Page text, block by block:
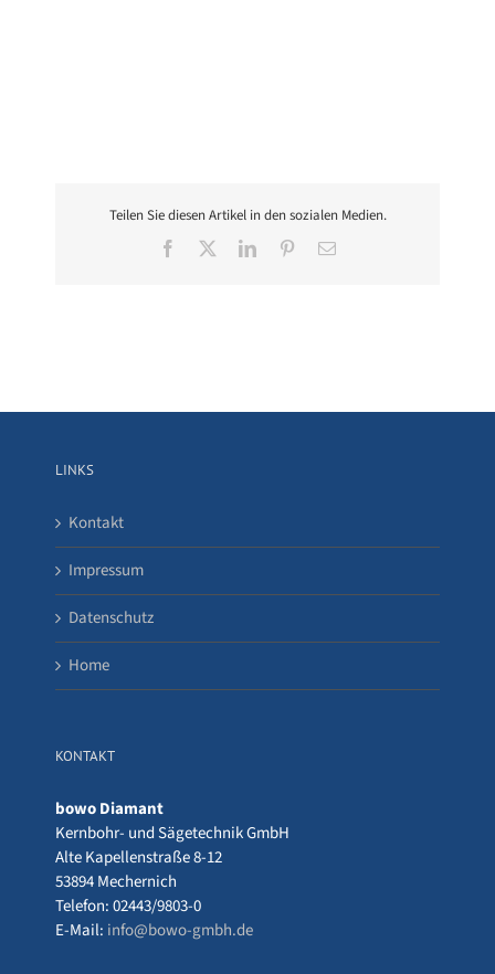
Teilen Sie diesen Artikel in den sozialen Medien.
Facebook LinkedInPinterest
E-
LINKS
Kontakt
Impressum
Datenschutz
Home
KONTAKT
bowo Diamant
Kernbohr- und Sägetechnik GmbH
Alte Kapellenstraße 8-12
53894 Mechernich
Telefon: 02443/9803-0
E-Mail: info@bowo-gmbh.de